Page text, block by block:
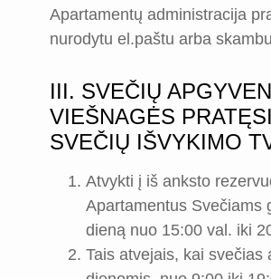
Apartamentų administracija
nurodytu el.paštu arba
III. SVEČIŲ
VIEŠNAGĖS
SVEČIŲ IŠVYKIMO
Atvykti į iš anksto
Apartamentus Svečiams
dieną nuo 15:00 val. iki
Tais atvejais, kai svečias